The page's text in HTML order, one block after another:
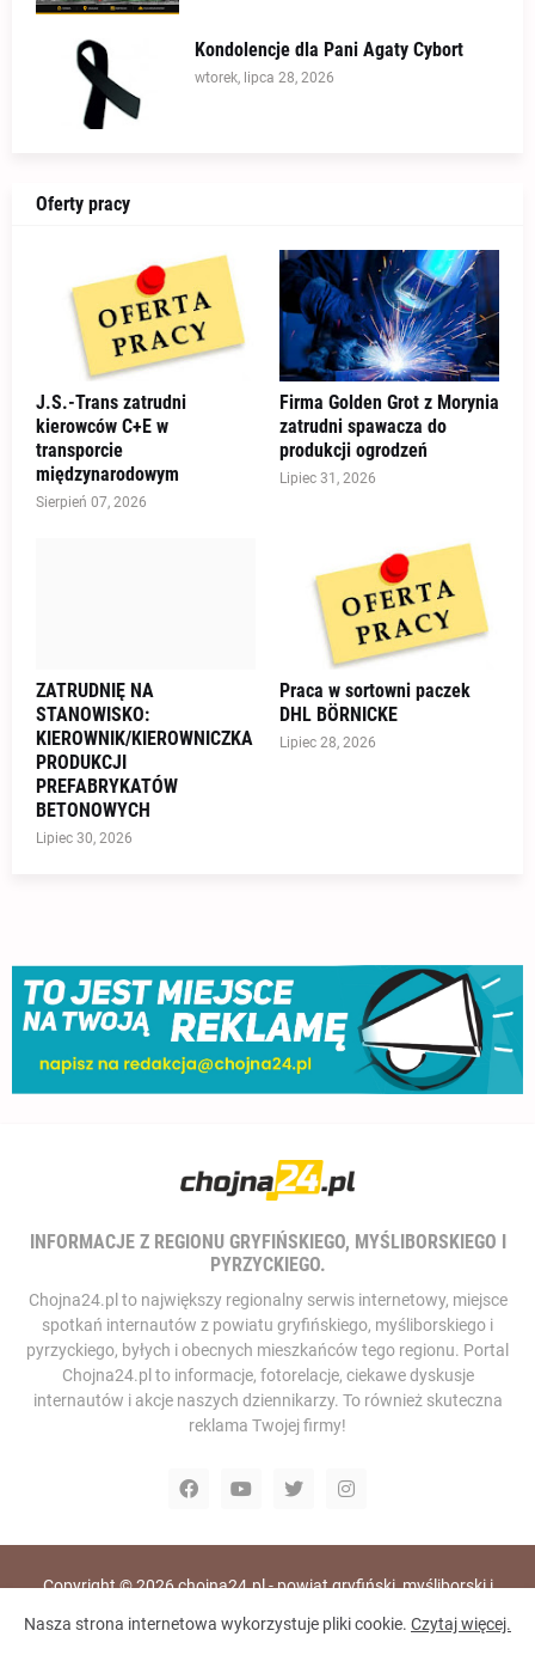
Kondolencje dla Pani Agaty Cybort
wtorek, lipca 28, 2026
Oferty pracy
J.S.-Trans zatrudni
kierowców C+E w
transporcie
międzynarodowym
Sierpień 07, 2026
Firma Golden Grot z Morynia
zatrudni spawacza do
produkcji ogrodzeń
Lipiec 31, 2026
ZATRUDNIĘ NA
STANOWISKO:
KIEROWNIK/KIEROWNICZKA
PRODUKCJI
PREFABRYKATÓW
BETONOWYCH
Lipiec 30, 2026
Praca w sortowni paczek
DHL BÖRNICKE
Lipiec 28, 2026
INFORMACJE Z REGIONU GRYFIŃSKIEGO, MYŚLIBORSKIEGO I
PYRZYCKIEGO.
Chojna24.pl to największy regionalny serwis internetowy, miejsce
spotkań internautów z powiatu gryfińskiego, myśliborskiego i
pyrzyckiego, byłych i obecnych mieszkańców tego regionu. Portal
Chojna24.pl to informacje, fotorelacje, ciekawe dyskusje
internautów i akcje naszych dziennikarzy. To również skuteczna
reklama Twojej firmy!
Copyright ©2026chojna24.pl - powiat gryfiński, myśliborski i
Nasza strona internetowa wykorzystuje pliki cookie. Czytaj więcej.